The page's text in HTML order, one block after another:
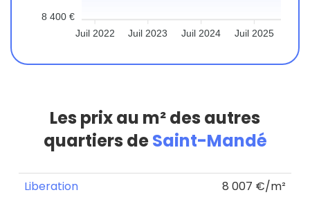
8 400 €
Juil 2022 Juil 2023 Juil 2024 Juil 2025
Les prix au m² des autres
quartiers deSaint-Mandé
Liberation 8 007 €/m²